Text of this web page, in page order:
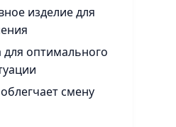
изделие для
для оптимального
смену